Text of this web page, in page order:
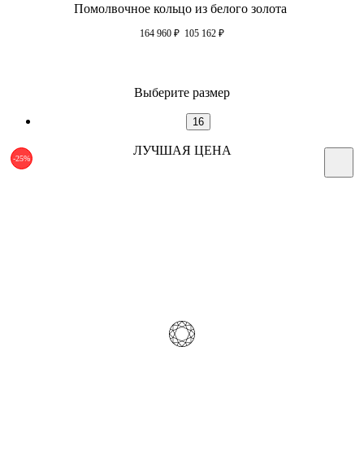
Помолвочное кольцо из белого золота
164 960 ₽ 105 162 ₽
Выберите размер
16
-25%
ЛУЧШАЯ ЦЕНА